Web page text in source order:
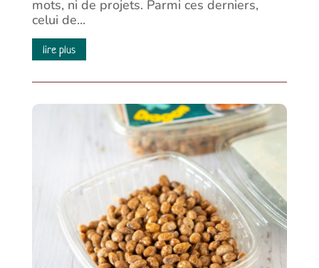
mots, ni de projets. Parmi ces derniers,
celui de...
lire plus